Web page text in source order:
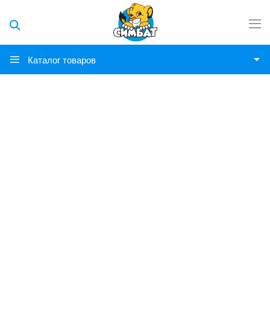
Каталог товаров